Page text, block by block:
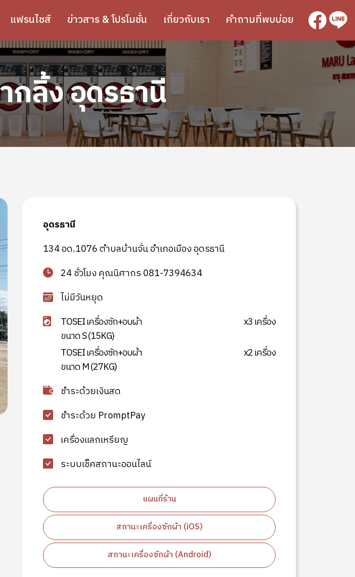
แฟรนไชส์ ข่าวสาร & โปรโมชั่น เกี่ยวกับเรา คำถามที่พบบ่อย SVG SVG
กลิ้ง อุดรธานี
อุดรธานี
134 อด.1076 ตำบลบ้านจั่น อำเภอเมือง อุดรธานี
24 ชั่วโมง คุณนิศากร 081-7394634
ไม่มีวันหยุด
TOSEI เครื่องซัก+อบผ้า
ขนาด S (15KG)
x3 เครื่อง
TOSEI เครื่องซัก+อบผ้า
ขนาด M (27KG)
x2 เครื่อง
ชำระด้วยเงินสด
ชำระด้วย PromptPay
เครื่องแลกเหรียญ
ระบบเช็คสถานะออนไลน์
แผนที่ร้าน
สถานะเครื่องซักผ้า (iOS)
สถานะเครื่องซักผ้า (Android)